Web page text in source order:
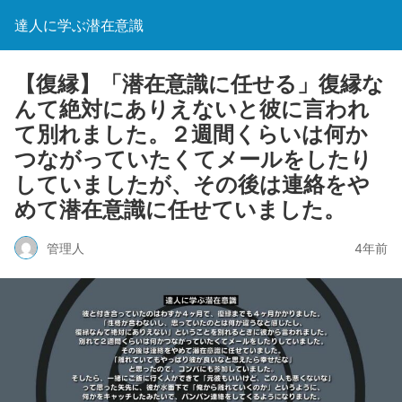
達人に学ぶ潜在意識
【復縁】「潜在意識に任せる」復縁な
んて絶対にありえないと彼に言われ
て別れました。２週間くらいは何か
つながっていたくてメールをしたり
していましたが、その後は連絡をや
めて潜在意識に任せていました。
管理人 4年前